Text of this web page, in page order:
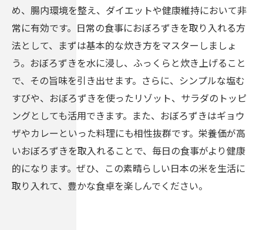
め、腸内環境を整え、ダイエットや健康維持において非
常に有効です。日常の食事におぼろずきを取り入れる方
法として、まずは基本的な炊き方をマスターしましょ
う。おぼろずきを水に浸し、ふっくらと炊き上げること
で、その旨味を引き出せます。さらに、シンプルな塩む
すびや、おぼろずきを使ったリゾット、サラダのトッピ
ングとしても活用できます。また、おぼろずきはギョウ
ザやカレーといった料理にも相性抜群です。栄養価が高
いおぼろずきを取入れることで、毎日の食事がより健康
的になります。ぜひ、この素晴らしい日本の米を生活に
取り入れて、豊かな食卓を楽しんでください。